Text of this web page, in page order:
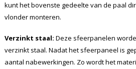
kunt het bovenste gedeelte van de paal
vlonder monteren.
Verzinkt staal: Deze sfeerpanelen
verzinkt staal. Nadat het sfeerpaneel is
aantal nabewerkingen. Zo wordt het